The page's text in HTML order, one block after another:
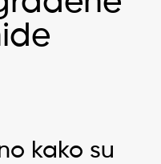
kako su